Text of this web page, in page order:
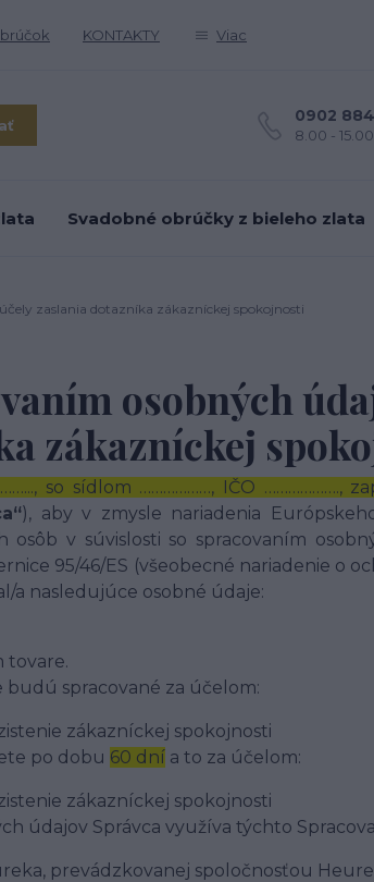
KONTAKTY Viac
0902
8.00 - 15.00
Svadobné obrúčky z bieleho zlata
zaslania dotazníka zákazníckej spokojnosti
osobných
zákazníckej
so sídlom ………………, IČO ……………….,
), aby v zmysle nariadenia
osôb v súvislosti so spracovaním
95/46/ES (všeobecné nariadenie o
a nasledujúce osobné údaje:
tovare.
spracované za účelom:
zákazníckej spokojnosti
po dobu 60 dní a to za účelom:
zákazníckej spokojnosti
údajov Správca využíva týchto
prevádzkovanej spoločnosťou